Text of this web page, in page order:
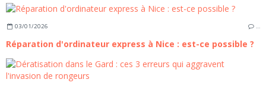
03/01/2026 …
Réparation d'ordinateur express à Nice : est-ce possible ?